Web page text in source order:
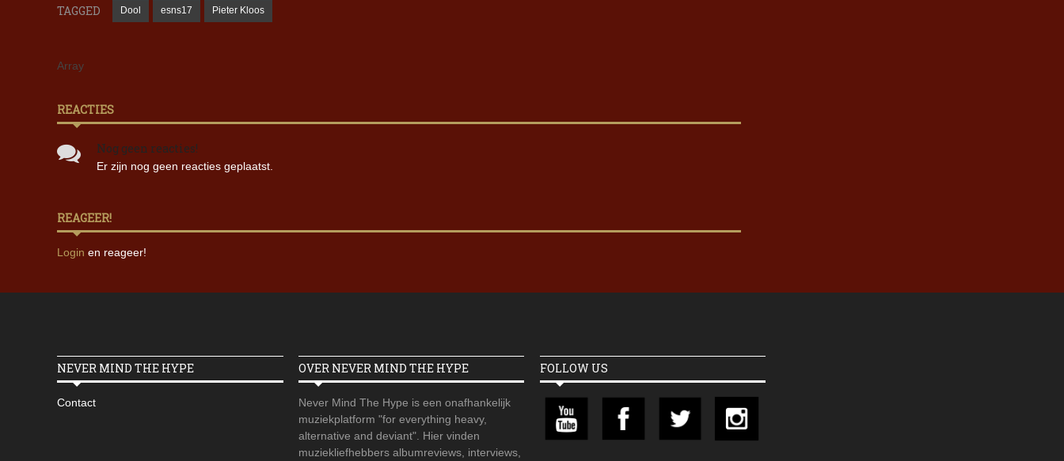
TAGGED Dool esns17 Pieter Kloos
Array
REACTIES
Nog geen reacties!
Er zijn nog geen reacties geplaatst.
REAGEER!
Login en reageer!
NEVER MIND THE HYPE
Contact
OVER NEVER MIND THE HYPE
Never Mind The Hype is een onafhankelijk
muziekplatform "for everything heavy,
alternative and deviant". Hier vinden
muziekliefhebbers albumreviews, interviews,
FOLLOW US